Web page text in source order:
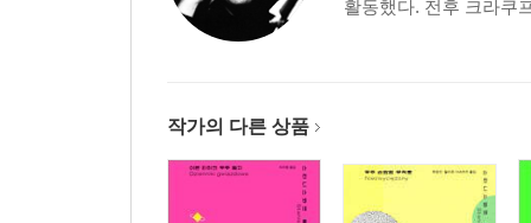
활동했다. 전후 크라쿠
작가의 다른 상품